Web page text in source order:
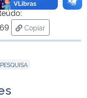
Copiar
para área de